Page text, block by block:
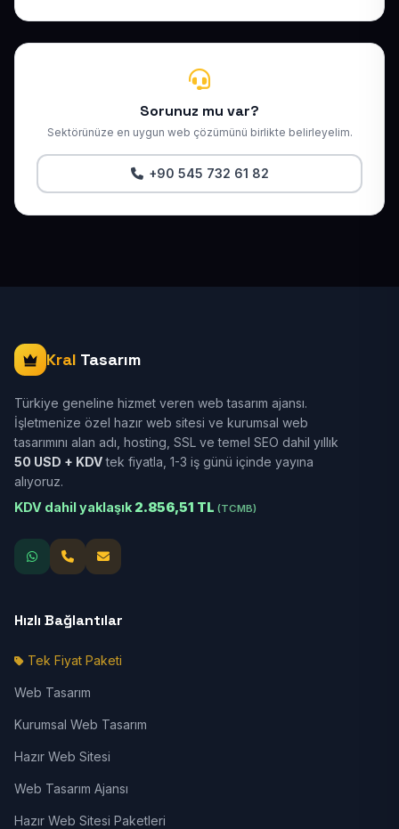
Sorunuz mu var?
Sektörünüze en uygun web çözümünü birlikte belirleyelim.
+90 545 732 61 82
Kral Tasarım
Türkiye geneline hizmet veren web tasarım ajansı.
İşletmenize özel hazır web sitesi ve kurumsal web
tasarımını alan adı, hosting, SSL ve temel SEO dahil yıllık
50 USD + KDVtek fiyatla, 1-3 iş günü içinde yayına
alıyoruz.
KDV dahil yaklaşık 2.856,51 TL (TCMB)
Hızlı Bağlantılar
Tek Fiyat Paketi
Web Tasarım
Kurumsal Web Tasarım
Hazır Web Sitesi
Web Tasarım Ajansı
Hazır Web Sitesi Paketleri